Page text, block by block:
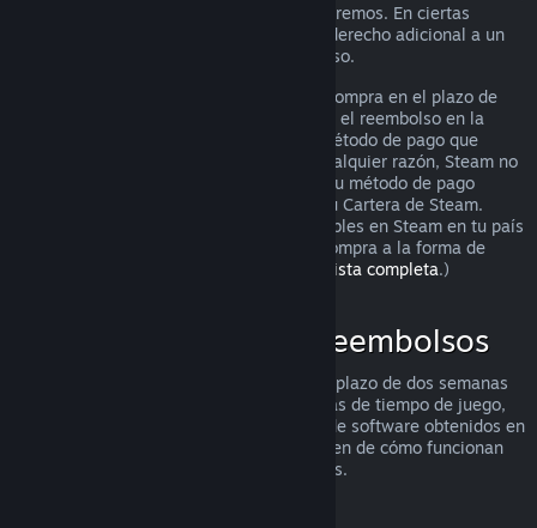
puedes solicitarlo igualmente y lo analizaremos. En ciertas
jurisdicciones, los clientes pueden tener derecho adicional a un
reembolso cuando el juego está defectuoso.
Se te hará un reembolso completo de tu compra en el plazo de
una semana tras su aprobación. Recibirás el reembolso en la
Cartera de Steam o mediante el mismo método de pago que
utilizaste para hacer la compra. Si, por cualquier razón, Steam no
puede realizar un reembolso a través de tu método de pago
inicial, se acreditará el importe total en tu Cartera de Steam.
(Algunos de los métodos de pago disponibles en Steam en tu país
pueden no admitir el reembolso de una compra a la forma de
Haz clic aquí para ver una lista completa.)
Dónde se aplican los reembolsos
La oferta de reembolsos de Steam, en un plazo de dos semanas
desde la compra y con menos de dos horas de tiempo de juego,
se aplica a los juegos y las aplicaciones de software obtenidos en
la tienda de Steam. Aquí tienes un resumen de cómo funcionan
los reembolsos con otros tipos de compras.